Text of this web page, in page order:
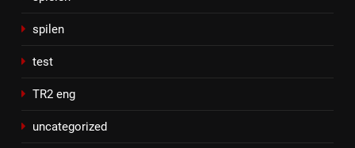
spilen
test
TR2 eng
uncategorized